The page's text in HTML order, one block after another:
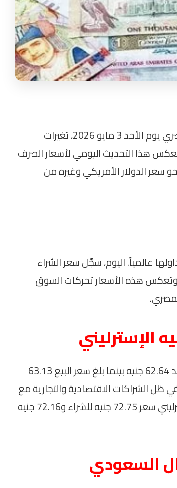
تسجل أسعار صرف العملات الأجنبية ضد الجنيه المصري يوم الأحد 3 مايو 2026، تغيرات
هذا التحديث اليومي لأسعار الصرف
سعر الدولار الأمريكي وغيره من
عالمياً. اليوم، سجَّل سعر الشراء
جنيه بينما بلغ سعر البيع 53.57 جنيه. وتعكس هذه الأسعار تحركات السوق
الإسترليني
أما بالنسبة لليورو الأوروبي، فقد جاء سعر الشراء عند 62.64 جنيه بينما بلغ سعر البيع 63.13
الشراكات الاقتصادية والتجارية مع
الدول الأوروبية. في الوقت نفسه، سجل الجنيه الإسترليني سعر 72.75 جنيه للشراء و72.16 جنيه
السعودي